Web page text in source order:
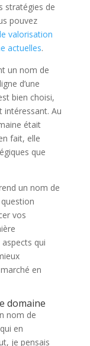
stratégies de
pouvez
valorisation
actuelles.
un nom de
d’une
bien choisi,
intéressant. Au
était
fait, elle
que
un nom de
vos
qui
en
domaine
nom de
en
je pensais